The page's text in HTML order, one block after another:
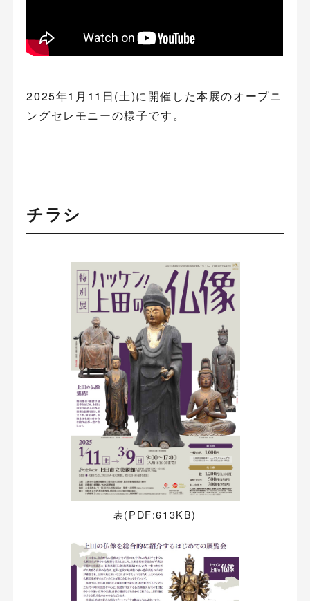
2025年1月11日(土)に開催した本展のオープニ
ングセレモニーの様子です。
チラシ
表(PDF:613KB)